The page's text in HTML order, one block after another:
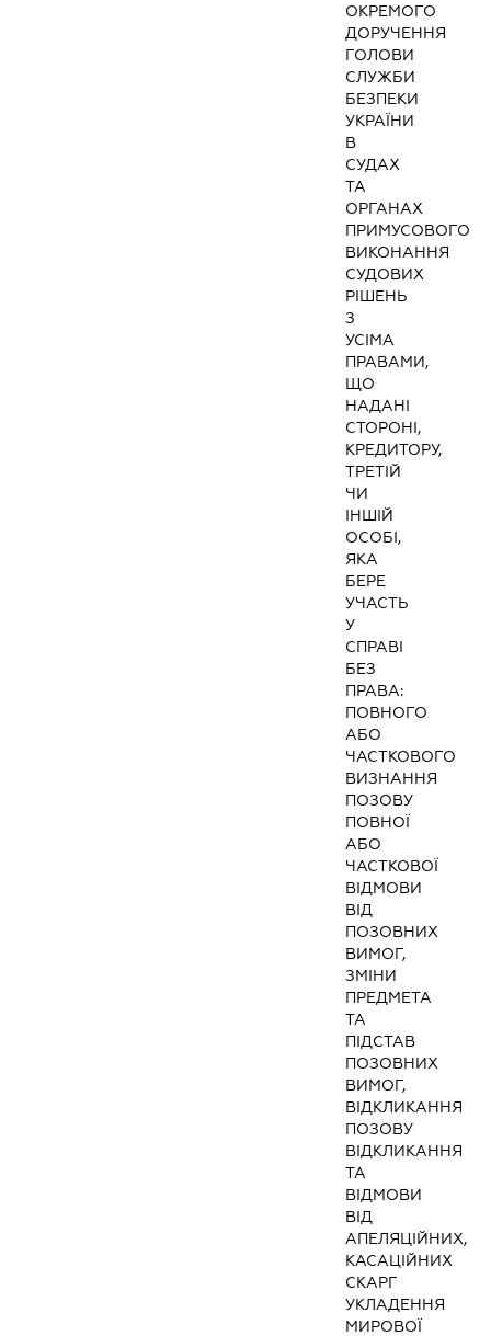
ОКРЕМОГО
ДОРУЧЕННЯ
ГОЛОВИ
СЛУЖБИ
БЕЗПЕКИ
УКРАЇНИ
В
СУДАХ
ТА
ОРГАНАХ
ПРИМУСОВОГО
ВИКОНАННЯ
СУДОВИХ
РІШЕНЬ
З
УСІМА
ПРАВАМИ,
ЩО
НАДАНІ
СТОРОНІ,
КРЕДИТОРУ,
ТРЕТІЙ
ЧИ
ІНШІЙ
ОСОБІ,
ЯКА
БЕРЕ
УЧАСТЬ
У
СПРАВІ
БЕЗ
ПРАВА:
ПОВНОГО
АБО
ЧАСТКОВОГО
ВИЗНАННЯ
ПОЗОВУ
ПОВНОЇ
АБО
ЧАСТКОВОЇ
ВІДМОВИ
ВІД
ПОЗОВНИХ
ВИМОГ,
ЗМІНИ
ПРЕДМЕТА
ТА
ПІДСТАВ
ПОЗОВНИХ
ВИМОГ,
ВІДКЛИКАННЯ
ПОЗОВУ
ВІДКЛИКАННЯ
ТА
ВІДМОВИ
ВІД
АПЕЛЯЦІЙНИХ,
КАСАЦІЙНИХ
СКАРГ
УКЛАДЕННЯ
МИРОВОЇ